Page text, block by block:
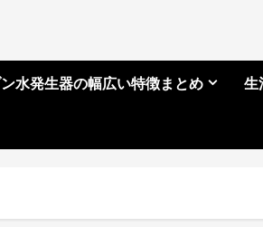
水発生器の幅広い特徴まとめ 生